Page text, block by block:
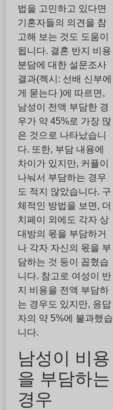
법을 고민하고 있다면
기혼자들의 의견을 참
고해 보는 것도 도움이
됩니다. 결혼 반지 비용
분담에 대한 설문조사
결과(젝시: 선배 신부에
게 묻는다 )에 따르면,
남성이 전액 부담한 경
우가 약 45%로 가장 많
은 것으로 나타났습니
다. 또한, 부담 내용에
차이가 있지만, 커플이
나눠서 부담하는 경우
도 적지 않았습니다. 구
체적인 방법을 보면, 더
치페이 외에도 각자 상
대방의 몫을 부담하거
나 각자 자신의 몫을 부
담하는 것 등이 꼽혔습
니다. 참고로 여성이 반
지 비용을 전액 부담하
는 경우도 있지만, 응답
자의 약 5%에 불과했습
니다.
남성이 비용
을 부담하는
경우